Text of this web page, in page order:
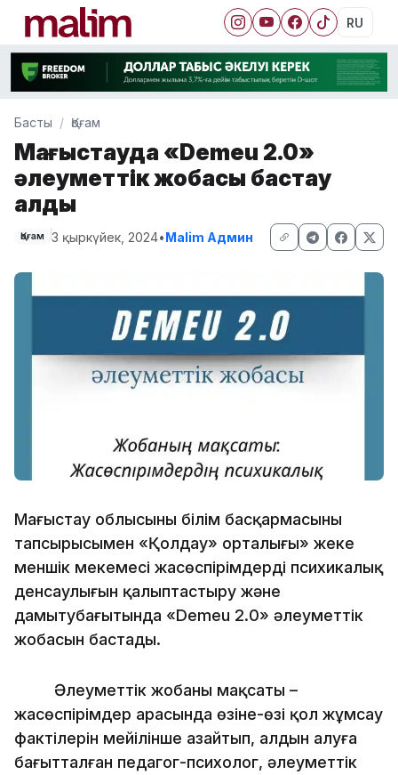
RU
Басты Қоғам
Маңғыстауда «Demeu 2.0»
әлеуметтік жобасы бастау
алды
Қоғам 3 қыркүйек, 2024•Malim Админ
Маңғыстау облысының білім басқармасының
тапсырысымен «Қолдау» орталығы» жеке
меншік мекемесі жасөспірімдердің психикалық
денсаулығын қалыптастыру және
дамытубағытында «Demeu 2.0» әлеуметтік
жобасын бастады.
Әлеуметтік жобаның мақсаты –
жасөспірімдер арасында өзіне-өзі қол жұмсау
фактілерін мейілінше азайтып, алдын алуға
бағытталған педагог-психолог, әлеуметтік